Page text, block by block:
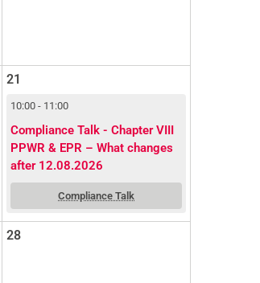
21
10:00 - 11:00
Compliance Talk - Chapter VIII
PPWR & EPR – What changes
after 12.08.2026
Compliance Talk
28